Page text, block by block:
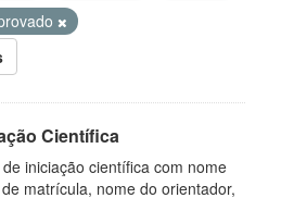
Científica
iniciação científica com nome
matrícula, nome do orientador,